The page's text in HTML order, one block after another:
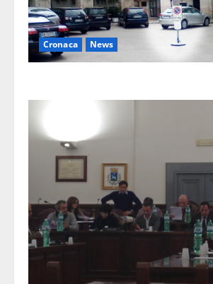
Cronaca News